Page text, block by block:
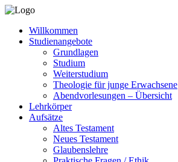
Willkommen
Studienangebote
Grundlagen
Studium
Weiterstudium
Theologie für junge Erwachsene
Abendvorlesungen – Übersicht
Lehrkörper
Aufsätze
Altes Testament
Neues Testament
Glaubenslehre